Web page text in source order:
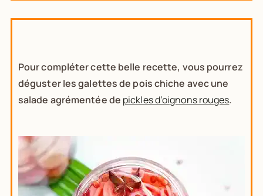
Pour compléter cette belle recette, vous pourrez
déguster les galettes de pois chiche avec une
salade agrémentée de pickles d’oignons rouges.